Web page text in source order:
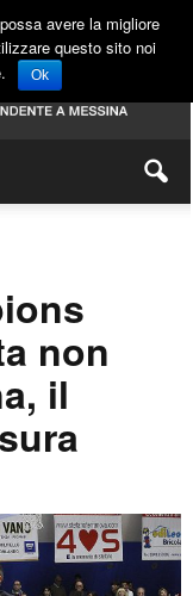
non
il
avere la migliore
questo sito noi
Ok